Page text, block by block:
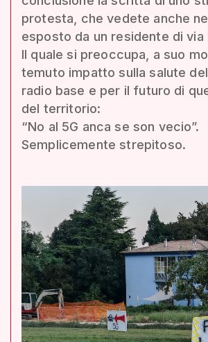
protesta, che vedete anche
esposto da un residente di via
Il quale si preoccupa, a suo
temuto impatto sulla salute
radio base e per il futuro di
del territorio:
“No al 5G anca se son vecio”.
Semplicemente strepitoso.